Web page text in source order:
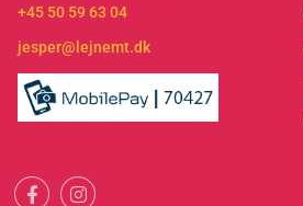
+45 50 59 63 04
jesper@lejnemt.dk